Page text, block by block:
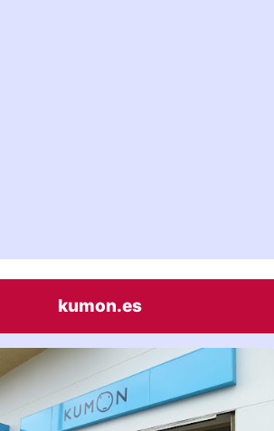
kumon.es